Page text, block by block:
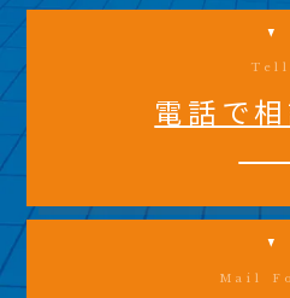
Tell
電話で
Mail